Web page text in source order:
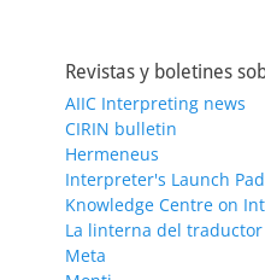
Revistas y boletines
AIIC Interpreting news
CIRIN bulletin
Hermeneus
Interpreter's Launch Pad
Knowledge Centre on
La linterna del traductor
Meta